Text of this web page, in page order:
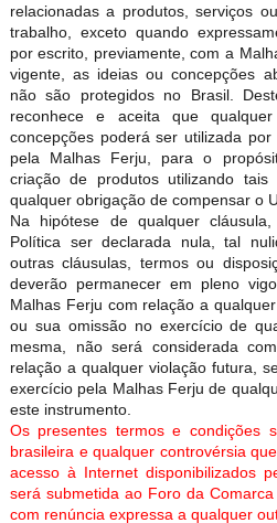
relacionadas a produtos, serviços
trabalho, exceto quando
por escrito, previamente, com a
vigente, as ideias ou concepções
não são protegidos no Brasil.
reconhece e aceita que
concepções poderá ser utilizada
pela Malhas Ferju, para o
criação de produtos utilizando
qualquer obrigação de compensar o
Na hipótese de qualquer
Política ser declarada nula, tal
outras cláusulas, termos ou
deverão permanecer em pleno
Malhas Ferju com relação a
ou sua omissão no exercício de
mesma, não será considerada
relação a qualquer violação futura,
exercício pela Malhas Ferju de
este instrumento.
Os presentes termos e condições
brasileira e qualquer controvérsia
acesso à Internet disponibilizados
será submetida ao Foro da
com renúncia expressa a qualquer